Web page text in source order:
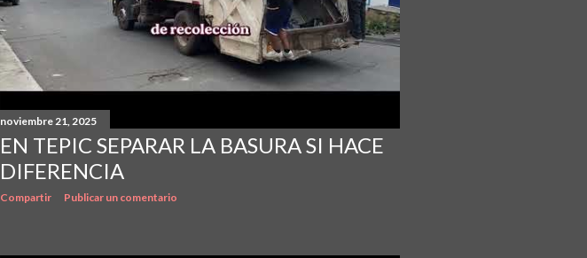
noviembre 21, 2025
EN TEPIC SEPARAR LA BASURA SI HACE
DIFERENCIA
Compartir Publicar un comentario